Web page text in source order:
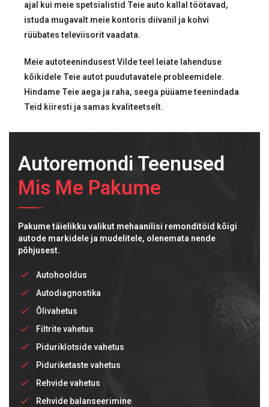
ajal kui meie spetsialistid Teie auto kallal töötavad,
istuda mugavalt meie kontoris diivanil ja kohvi
rüübates televiisorit vaadata.
Meie autoteenindusest Vilde teel leiate lahenduse
kõikidele Teie autot puudutavatele probleemidele.
Hindame Teie aega ja raha, seega püüame teenindada
Teid kiiresti ja samas kvaliteetselt.
Autoremondi Teenused
Mis Me Pakume
Pakume täielikku valikut mehaanilisi remonditöid kõigi
autode markidele ja mudelitele, olenemata nende
põhjusest.
Autohooldus
Autodiagnostika
Õlivahetus
Filtrite vahetus
Piduriklotside vahetus
Piduriketaste vahetus
Rehvide vahetus
Rehvide balanseerimine